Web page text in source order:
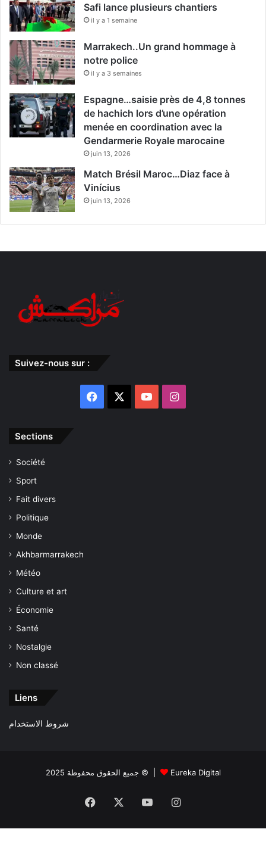
Safi lance plusieurs chantiers
il y a 1 semaine
Marrakech..Un grand hommage à
notre police
il y a 3 semaines
Espagne…saisie près de 4,8 tonnes
de hachich lors d’une opération
menée en coordination avec la
Gendarmerie Royale marocaine
juin 13, 2026
Match Brésil Maroc…Diaz face à
Vinícius
juin 13, 2026
Suivez-nous sur :
Facebook YouTubeInstagram
Sections
Société
Sport
Fait divers
Politique
Monde
Akhbarmarrakech
Météo
Culture et art
Économie
Santé
Nostalgie
Non classé
Liens
شروط الاستخدام
جميع الحقوق محفوظة 2025 © | Eureka Digital
Facebook YouTubeInstagram